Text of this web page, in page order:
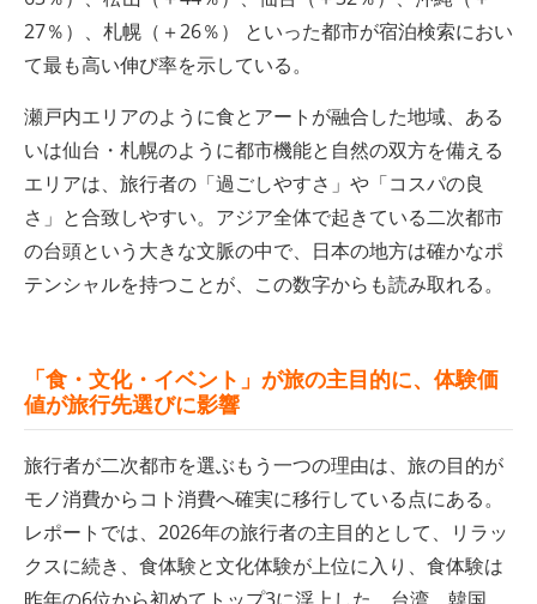
27％）、札幌（＋26％） といった都市が宿泊検索におい
て最も高い伸び率を示している。
瀬戸内エリアのように食とアートが融合した地域、ある
いは仙台・札幌のように都市機能と自然の双方を備える
エリアは、旅行者の「過ごしやすさ」や「コスパの良
さ」と合致しやすい。アジア全体で起きている二次都市
の台頭という大きな文脈の中で、日本の地方は確かなポ
テンシャルを持つことが、この数字からも読み取れる。
「食・文化・イベント」が旅の主目的に、体験価
値が旅行先選びに影響
旅行者が二次都市を選ぶもう一つの理由は、旅の目的が
モノ消費からコト消費へ確実に移行している点にある。
レポートでは、2026年の旅行者の主目的として、リラッ
クスに続き、食体験と文化体験が上位に入り、食体験は